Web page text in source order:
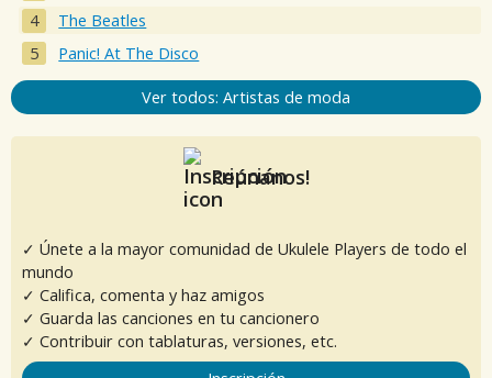
The Beatles
Panic! At The Disco
Ver todos: Artistas de moda
Reúnanos!
✓ Únete a la mayor comunidad de Ukulele Players de todo el
mundo
✓ Califica, comenta y haz amigos
✓ Guarda las canciones en tu cancionero
✓ Contribuir con tablaturas, versiones, etc.